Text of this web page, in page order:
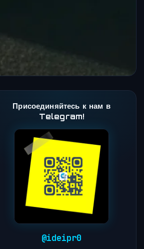
Присоединяйтесь к нам в
Telegram!
@ideipr0